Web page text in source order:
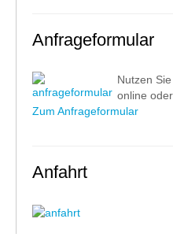
Anfrageformular
Nutzen
online
Zum Anfrageformular
Anfahrt